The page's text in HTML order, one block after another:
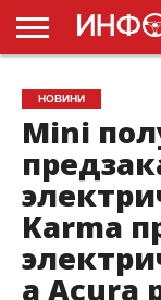
ГОЛОВНА
НОВИНИ
ПДР
УКРАЇНИ
РЕКЛАМА
ПРОЕКТЫ
НОВИНИ
Mini
Karma
а Acura